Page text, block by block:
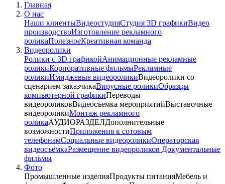
Главная
О нас
Наши клиентыВидеостудияСтудия 3D графикиВидео
производствоИзготовление рекламного
роликаПолезноеКреативная команда
Видеоролики
Ролики с 3D графикойАнимационные рекламные
роликиКорпоративные фильмыРекламные
роликиИмиджевые видеороликиВидеоролики со
сценарием заказчикаВирусные роликиОбразцы
компьютерной графикиПереводы
видеороликовВидеосъемка мероприятийВыставочные
видеороликиМонтаж рекламного
роликаАУДИОРАЗДЕЛДополнительные
возможностиПриложения к сотовым
телефонамСоциальные видеороликиОператорская
видеосъёмкаРазмещение видеороликов Документальные
фильмы
Фото
Промышленные изделияПродукты питанияМебель и